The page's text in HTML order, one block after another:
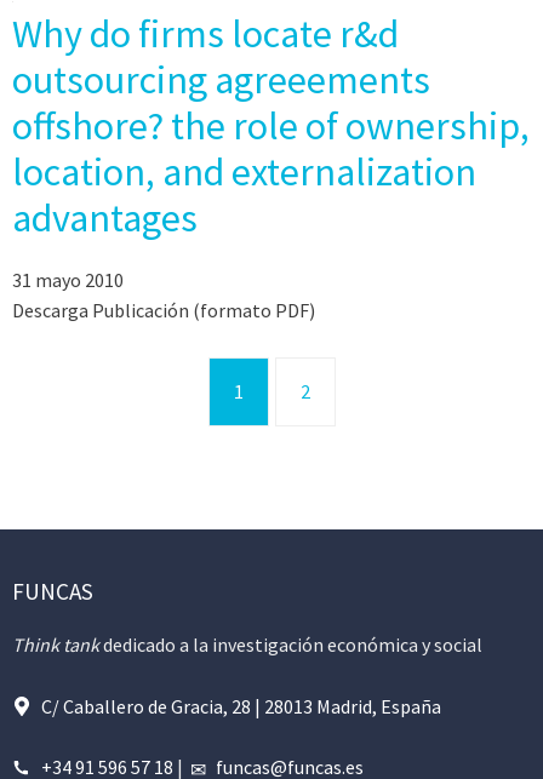
Why do firms locate r&d
outsourcing agreeements
offshore? the role of ownership,
location, and externalization
advantages
31 mayo 2010
Descarga Publicación (formato PDF)
1 2
FUNCAS
Think tankdedicado a la investigación económica y social
C/ Caballero de Gracia, 28 | 28013 Madrid, España
+34 91 596 57 18 | funcas@funcas.es